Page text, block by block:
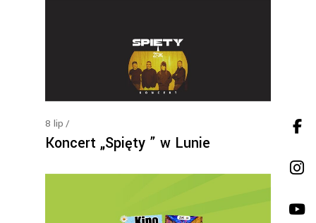
8 lip
Koncert „Spięty ” w Lunie